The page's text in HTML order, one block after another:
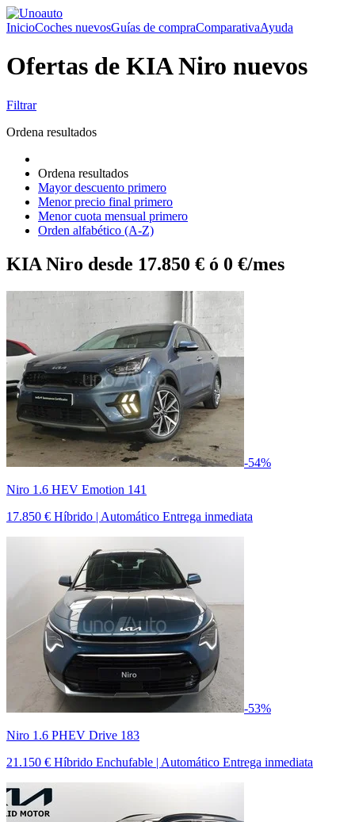
InicioCoches nuevosGuías de compraComparativaAyuda
Ofertas de KIA Niro nuevos
Filtrar
Ordena resultados
Ordena resultados
Mayor descuento primero
Menor precio final primero
Menor cuota mensual primero
Orden alfabético (A-Z)
KIA Niro desde 17.850 € ó 0 €/mes
-54%
Niro 1.6 HEV Emotion 141
17.850 € Híbrido | Automático Entrega inmediata
-53%
Niro 1.6 PHEV Drive 183
21.150 € Híbrido Enchufable | Automático Entrega inmediata